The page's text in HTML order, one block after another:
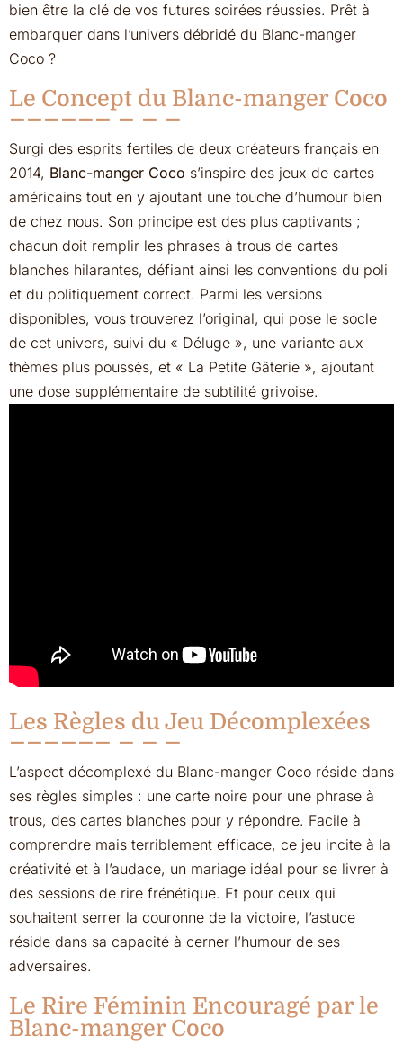
bien être la clé de vos futures soirées réussies. Prêt à
embarquer dans l’univers débridé du Blanc-manger
Coco ?
Le Concept du Blanc-manger Coco
Surgi des esprits fertiles de deux créateurs français en
2014, Blanc-manger Coco s’inspire des jeux de cartes
américains tout en y ajoutant une touche d’humour bien
de chez nous. Son principe est des plus captivants ;
chacun doit remplir les phrases à trous de cartes
blanches hilarantes, défiant ainsi les conventions du poli
et du politiquement correct. Parmi les versions
disponibles, vous trouverez l’original, qui pose le socle
de cet univers, suivi du « Déluge », une variante aux
thèmes plus poussés, et « La Petite Gâterie », ajoutant
une dose supplémentaire de subtilité grivoise.
Les Règles du Jeu Décomplexées
L’aspect décomplexé du Blanc-manger Coco réside dans
ses règles simples : une carte noire pour une phrase à
trous, des cartes blanches pour y répondre. Facile à
comprendre mais terriblement efficace, ce jeu incite à la
créativité et à l’audace, un mariage idéal pour se livrer à
des sessions de rire frénétique. Et pour ceux qui
souhaitent serrer la couronne de la victoire, l’astuce
réside dans sa capacité à cerner l’humour de ses
adversaires.
Le Rire Féminin Encouragé par le
Blanc-manger Coco